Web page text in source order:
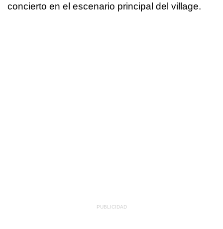
concierto en el escenario principal del village.